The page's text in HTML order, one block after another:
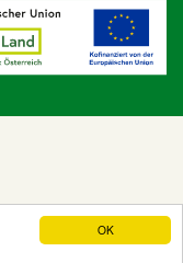
OK